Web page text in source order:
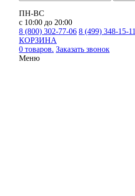
ПН-ВС
с 10:00 до 20:00
8 (800) 302-77-06 8 (499) 348-15-11
КОРЗИНА
0 товаров. Заказать звонок
Меню